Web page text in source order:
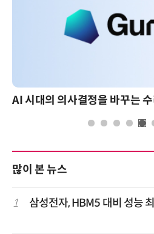
많이 본 뉴스
1 삼성전자, HBM5 대비 성능